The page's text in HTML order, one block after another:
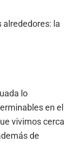
alrededores: la
lo
en el
vivimos cerca
de